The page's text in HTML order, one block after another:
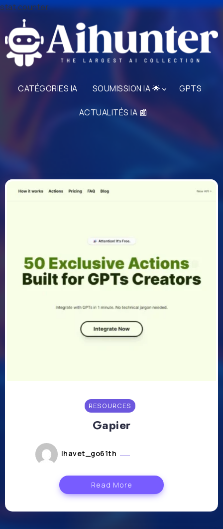
stat counter
CATÉGORIES IA SOUMISSION IA 🌟 GPTS
ACTUALITÉS IA 📰
RESOURCES
Gapier
lhavet_go61th
Read More